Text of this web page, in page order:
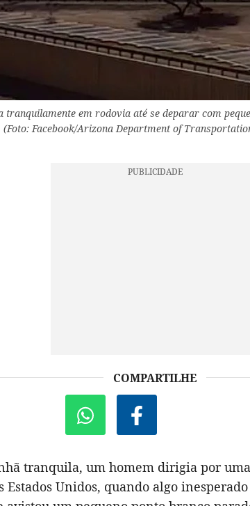
em rodovia até se deparar com
Facebook/Arizona Department of
COMPARTILHE
tranquila, um homem dirigia por
Estados Unidos, quando algo